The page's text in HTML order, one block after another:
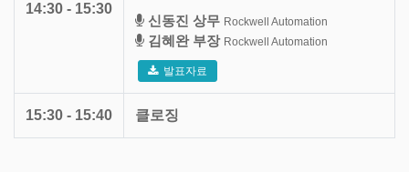
14:30 - 15:30
신동진 상무 Rockwell Automation
김혜완 부장 Rockwell Automation
발표자료
15:30 - 15:40 클로징